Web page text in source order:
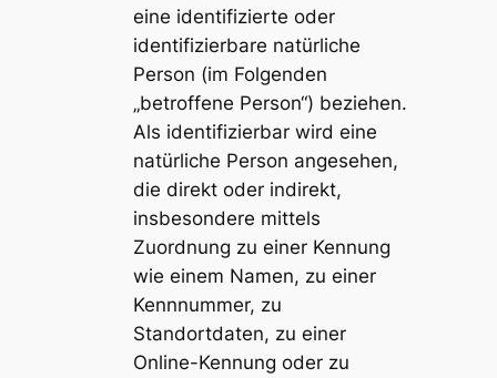
eine identifizierte oder
identifizierbare natürliche
Person (im Folgenden
„betroffene Person“) beziehen.
Als identifizierbar wird eine
natürliche Person angesehen,
die direkt oder indirekt,
insbesondere mittels
Zuordnung zu einer Kennung
wie einem Namen, zu einer
Kennnummer, zu
Standortdaten, zu einer
Online-Kennung oder zu